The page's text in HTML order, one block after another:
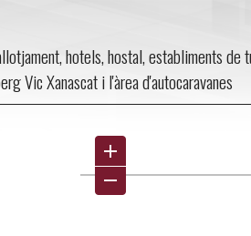
hotels, hostal, establiments de
Vic Xanascat i l'àrea d'autocaravanes